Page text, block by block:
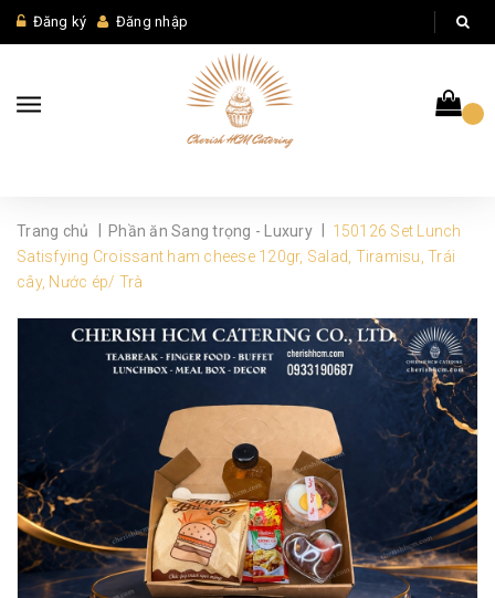
Đăng ký Đăng nhập
Trang chủ Phần ăn Sang trọng - Luxury
150126 Set Lunch
Satisfying Croissant ham cheese 120gr, Salad, Tiramisu, Trái
cây, Nước ép/ Trà